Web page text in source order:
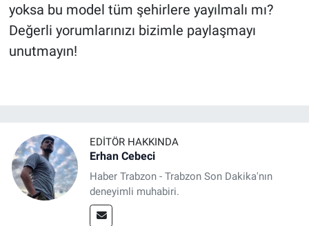
yoksa bu model tüm şehirlere yayılmalı mı?
Değerli yorumlarınızı bizimle paylaşmayı
unutmayın!
EDITÖR HAKKINDA
Erhan Cebeci
Haber Trabzon - Trabzon Son Dakika'nın
deneyimli muhabiri.